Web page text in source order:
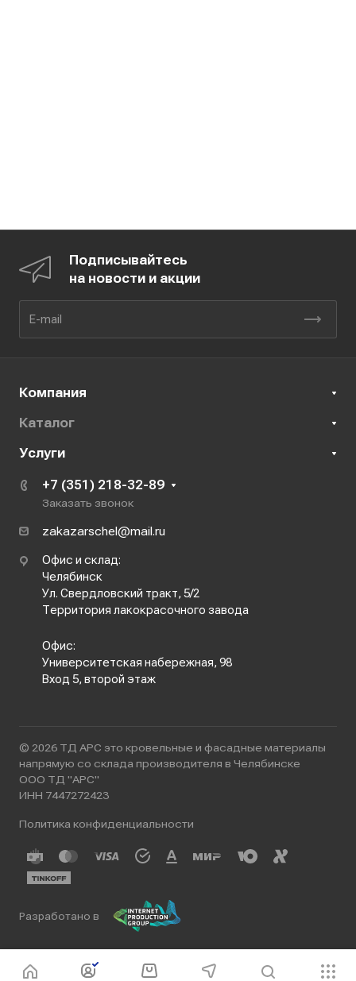
Подписывайтесь
на новости и акции
Компания
Каталог
Услуги
+7 (351) 218-32-89
Заказать звонок
zakazarschel@mail.ru
Офис и склад:
Челябинск
Ул. Свердловский тракт, 5/2
Территория лакокрасочного завода
Офис:
Университетская набережная, 98
Вход 5, второй этаж
© 2026 ТД АРС это кровельные и фасадные материалы
напрямую со склада производителя в Челябинске
ООО ТД "АРС"
ИНН 7447272423
Политика конфиденциальности
Разработано в